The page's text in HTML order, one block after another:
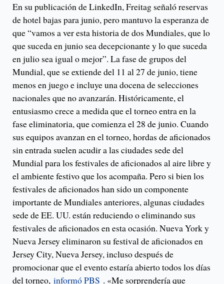
En su publicación de LinkedIn, Freitag señaló reservas
de hotel bajas para junio, pero mantuvo la esperanza de
que “vamos a ver esta historia de dos Mundiales, que lo
que suceda en junio sea decepcionante y lo que suceda
en julio sea igual o mejor”. La fase de grupos del
Mundial, que se extiende del 11 al 27 de junio, tiene
menos en juego e incluye una docena de selecciones
nacionales que no avanzarán. Históricamente, el
entusiasmo crece a medida que el torneo entra en la
fase eliminatoria, que comienza el 28 de junio. Cuando
sus equipos avanzan en el torneo, hordas de aficionados
sin entrada suelen acudir a las ciudades sede del
Mundial para los festivales de aficionados al aire libre y
el ambiente festivo que los acompaña. Pero si bien los
festivales de aficionados han sido un componente
importante de Mundiales anteriores, algunas ciudades
sede de EE. UU. están reduciendo o eliminando sus
festivales de aficionados en esta ocasión. Nueva York y
Nueva Jersey eliminaron su festival de aficionados en
Jersey City, Nueva Jersey, incluso después de
promocionar que el evento estaría abierto todos los días
del torneo, informó PBS . «Me sorprendería que